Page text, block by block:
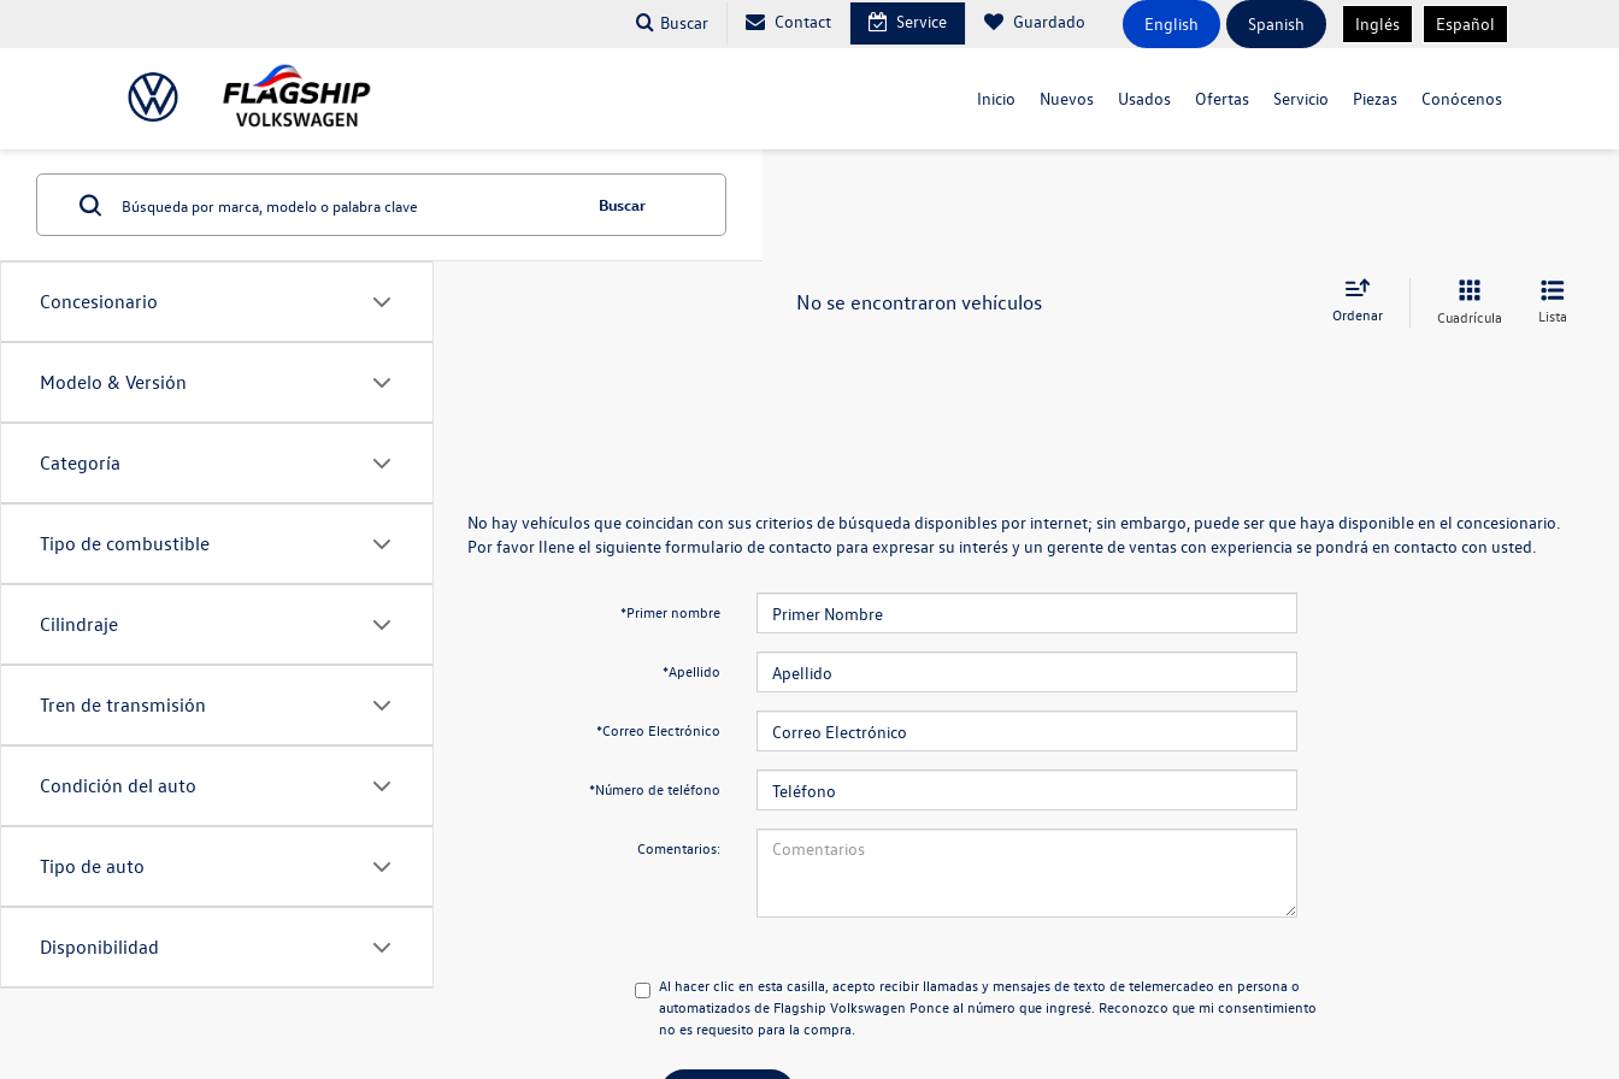
Buscar Contact Service Guardado English Spanish Inglés Español
Inicio Nuevos Usados Ofertas Servicio Piezas Conócenos
Concesionario
Modelo & Versión
Categoría
Tipo de combustible
Cilindraje
Tren de transmisión
Condición del auto
Tipo de auto
Disponibilidad
Buscar
No se encontraron vehículos Ordenar Cuadrícula Lista
No hay vehículos que coincidan con sus criterios de búsqueda disponibles por internet; sin embargo, puede ser que haya disponible en el concesionario.
Por favor llene el siguiente formulario de contacto para expresar su interés y un gerente de ventas con experiencia se pondrá en contacto con usted.
*Primer nombre
*Apellido
*Correo Electrónico
*Número de teléfono
Comentarios:
Al hacer clic en esta casilla, acepto recibir llamadas y mensajes de texto de telemercadeo en persona o
automatizados de Flagship Volkswagen Ponce al número que ingresé. Reconozco que mi consentimiento
no es requesito para la compra.